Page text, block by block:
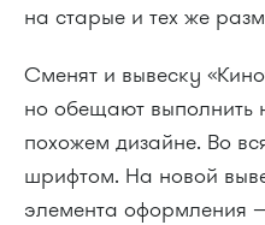
на старые и тех же
Сменят и вывеску
но обещают выполнить
похожем дизайне. Во
шрифтом. На новой
элемента оформления